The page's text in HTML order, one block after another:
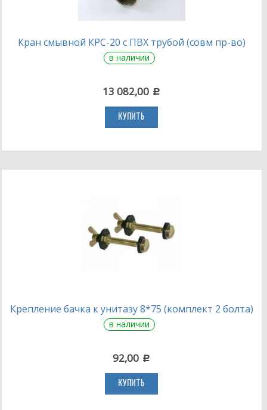
Кран смывной КРС-20 с ПВХ трубой (совм пр-во)
в наличии
13 082,00 c
КУПИТЬ
Крепление бачка к унитазу 8*75 (комплект 2 болта)
в наличии
92,00 c
КУПИТЬ